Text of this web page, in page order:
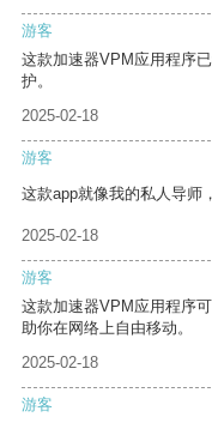
游客
这款加速器VPM应用程序
护。
2025-02-18
游客
这款app就像我的私人导师
2025-02-18
游客
这款加速器VPM应用程序
助你在网络上自由移动。
2025-02-18
游客